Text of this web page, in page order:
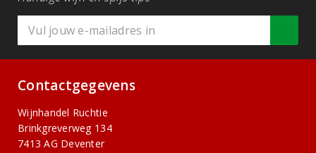
Contactgegevens
Wijnhandel Ruchtie
Brinkgreverweg 134
7413 AG Deventer